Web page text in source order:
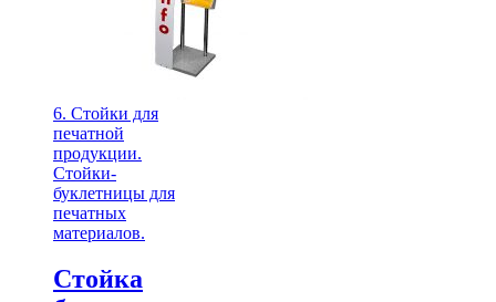
6. Стойки для
печатной
продукции.
Стойки-
буклетницы для
печатных
материалов.
Стойка